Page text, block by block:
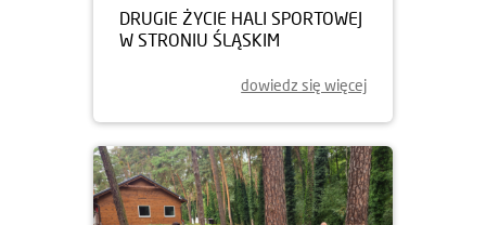
DRUGIE ŻYCIE HALI SPORTOWEJ
W STRONIU ŚLĄSKIM
dowiedz się więcej